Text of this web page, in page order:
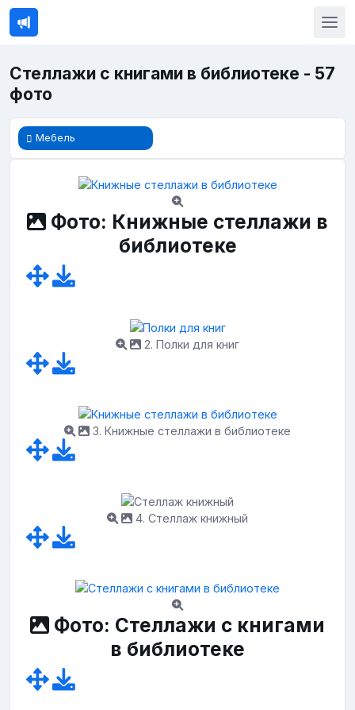
Стеллажи с книгами в библиотеке - 57
фото
Мебель
Фото: Книжные стеллажи в
библиотеке
2. Полки для книг
3. Книжные стеллажи в библиотеке
4. Стеллаж книжный
Фото: Стеллажи с книгами
в библиотеке